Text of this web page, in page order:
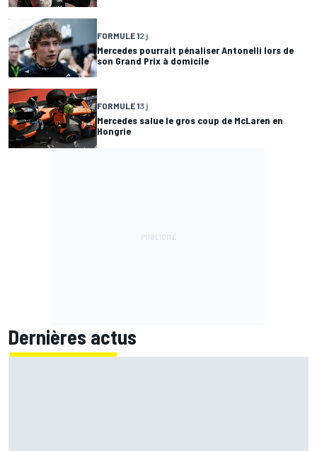
FORMULE 12 j
Mercedes pourrait pénaliser Antonelli lors de
son Grand Prix à domicile
FORMULE 13 j
Mercedes salue le gros coup de McLaren en
Hongrie
Dernières actus